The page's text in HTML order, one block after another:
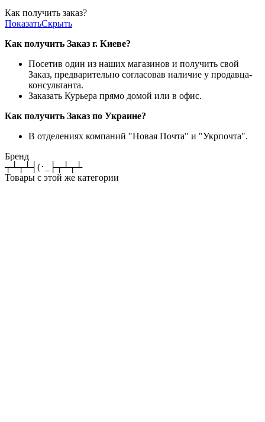
Как получить заказ?
ПоказатьСкрыть
Как получить Заказ г. Киеве?
Посетив один из наших магазинов и получить свой
Заказ, предварительно согласовав наличие у продавца-
консультанта.
Заказать Курьера прямо домой или в офис.
Как получить Заказ по Украине?
В отделениях компаний "Новая Почта" и "Укрпочта".
Бренд
┬┴┬┴┤(･_├┬┴┬┴
Товары с этой же категории